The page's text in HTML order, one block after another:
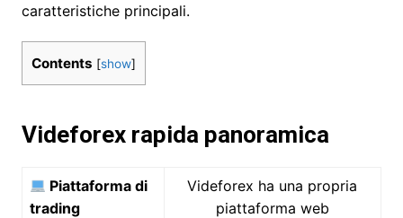
caratteristiche principali.
Contents [show]
Videforex rapida panoramica
Piattaforma di
trading
Videforex ha una propria
piattaforma web